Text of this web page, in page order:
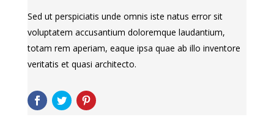
Sed ut perspiciatis unde omnis iste natus error sit
voluptatem accusantium doloremque laudantium,
totam rem aperiam, eaque ipsa quae ab illo inventore
veritatis et quasi architecto.